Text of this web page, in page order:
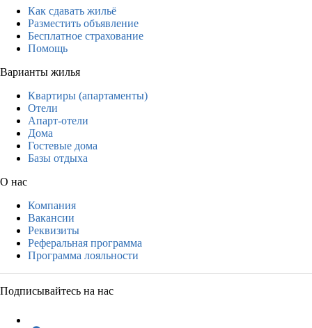
Как сдавать жильё
Разместить объявление
Бесплатное страхование
Помощь
Варианты жилья
Квартиры (апартаменты)
Отели
Апарт-отели
Дома
Гостевые дома
Базы отдыха
О нас
Компания
Вакансии
Реквизиты
Реферальная программа
Программа лояльности
Подписывайтесь на нас